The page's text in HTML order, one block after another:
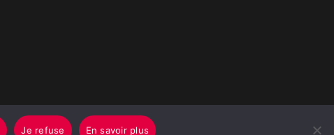
Je refuse En savoir plus